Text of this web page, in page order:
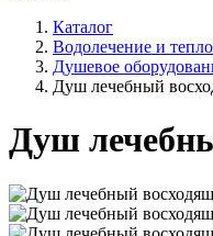
Каталог
Водолечение и
Душевое
Душ лечебный
Душ